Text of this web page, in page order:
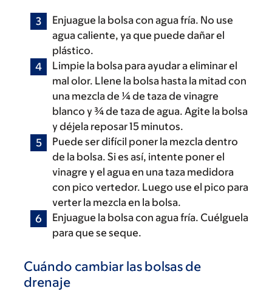
Enjuague la bolsa con agua fría. No use
agua caliente, ya que puede dañar el
plástico.
Limpie la bolsa para ayudar a eliminar el
mal olor. Llene la bolsa hasta la mitad con
una mezcla de ¼ de taza de vinagre
blanco y ¾ de taza de agua. Agite la bolsa
y déjela reposar 15 minutos.
Puede ser difícil poner la mezcla dentro
de la bolsa. Si es así, intente poner el
vinagre y el agua en una taza medidora
con pico vertedor. Luego use el pico para
verter la mezcla en la bolsa.
Enjuague la bolsa con agua fría. Cuélguela
para que se seque.
Cuándo cambiar las bolsas de
drenaje